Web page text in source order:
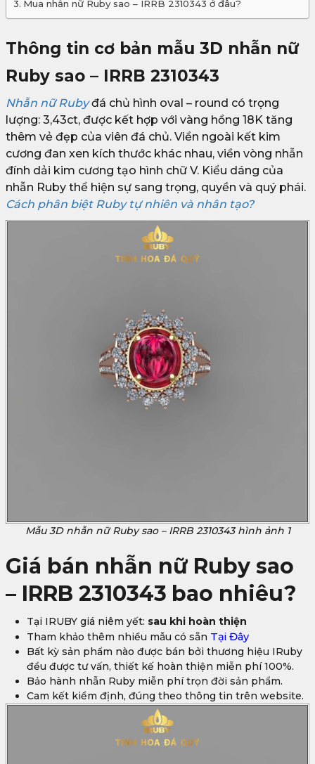
Mua nhẫn nữ Ruby sao – IRRB 2310343 ở đâu?
Thông tin cơ bản mẫu 3D nhẫn nữ
Ruby sao – IRRB 2310343
Nhẫn nữ Rubyđá chủ hình oval – round có trọng
lượng: 3,43ct, được kết hợp với vàng hồng 18K tăng
thêm vẻ đẹp của viên đá chủ. Viền ngoài kết kim
cương đan xen kích thước khác nhau, viền vòng nhẫn
đính dải kim cương tạo hình chữ V. Kiểu dáng của
nhẫn Ruby thể hiện sự sang trọng, quyền và quý phái.
Cách phân biệt Ruby tự nhiên và nhân tạo?
Mẫu 3D nhẫn nữ Ruby sao – IRRB 2310343 hình ảnh 1
Giá bán nhẫn nữ Ruby sao
– IRRB 2310343 bao nhiêu?
Tại IRUBY giá niêm yết: sau khi hoàn thiện
Tham khảo thêm nhiều mẫu có sẵn Tại Đây
Bất kỳ sản phẩm nào được bán bởi thương hiệu IRuby
đều được tư vấn, thiết kế hoàn thiện miễn phí 100%.
Bảo hành nhẫn Ruby miễn phí trọn đời sản phẩm.
Cam kết kiểm định, đúng theo thông tin trên website.